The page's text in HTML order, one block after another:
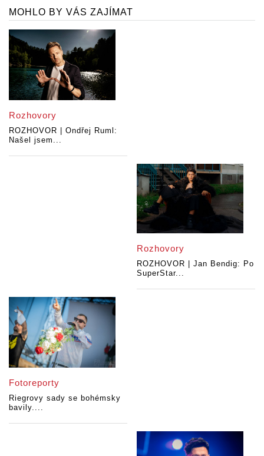
MOHLO BY VÁS ZAJÍMAT
Rozhovory
ROZHOVOR | Ondřej Ruml:
Našel jsem...
Rozhovory
ROZHOVOR | Jan Bendig: Po
SuperStar...
Fotoreporty
Riegrovy sady se bohémsky
bavily....